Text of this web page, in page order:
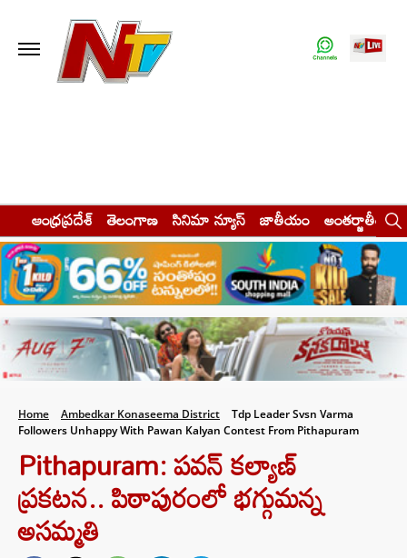
ఆంధ్రప్రదేశ్ తెలంగాణ సినిమా న్యూస్ జాతీయం అంతర్జాతీయం
Home Ambedkar Konaseema District
Tdp Leader Svsn Varma
Followers Unhappy With Pawan Kalyan Contest From Pithapuram
Pithapuram: పవన్‌ కల్యాణ్‌
ప్రకటన.. పిఠాపురంలో భగ్గుమన్న
అసమ్మతి